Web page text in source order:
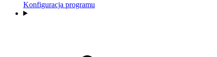
Konfiguracja programu